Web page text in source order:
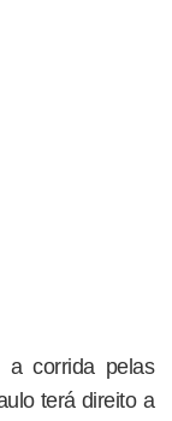
a corrida pelas
terá direito a